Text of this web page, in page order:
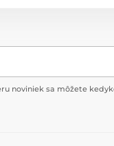
noviniek sa môžete